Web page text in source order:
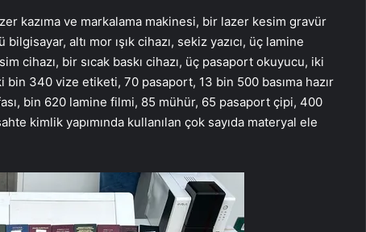
kazıma ve markalama makinesi, bir lazer kesim gravür
altı mor ışık cihazı, sekiz yazıcı, üç lamine
cihazı, bir sıcak baskı cihazı, üç pasaport okuyucu, iki
340 vize etiketi, 70 pasaport, 13 bin 500 basıma hazır
bin 620 lamine filmi, 85 mühür, 65 pasaport çipi, 400
kimlik yapımında kullanılan çok sayıda materyal ele